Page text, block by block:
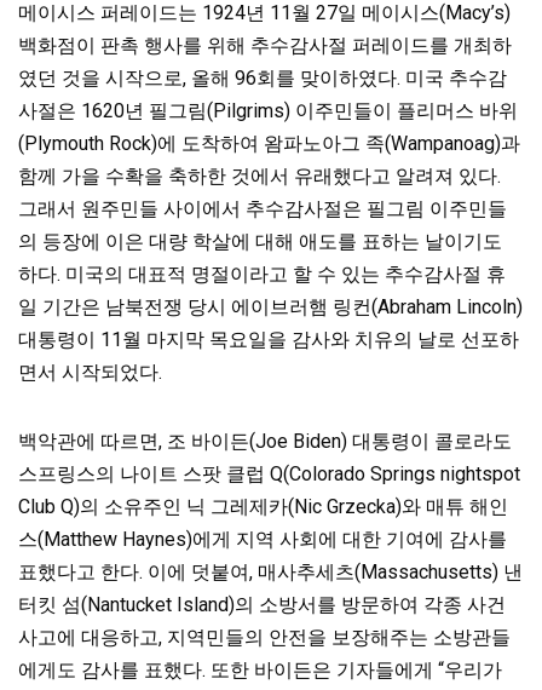
메이시스 퍼레이드는 1924년 11월 27일 메이시스(Macy’s)
백화점이 판촉 행사를 위해 추수감사절 퍼레이드를 개최하
였던 것을 시작으로, 올해 96회를 맞이하였다. 미국 추수감
사절은 1620년 필그림(Pilgrims) 이주민들이 플리머스 바위
(Plymouth Rock)에 도착하여 왐파노아그 족(Wampanoag)과
함께 가을 수확을 축하한 것에서 유래했다고 알려져 있다.
그래서 원주민들 사이에서 추수감사절은 필그림 이주민들
의 등장에 이은 대량 학살에 대해 애도를 표하는 날이기도
하다. 미국의 대표적 명절이라고 할 수 있는 추수감사절 휴
일 기간은 남북전쟁 당시 에이브러햄 링컨(Abraham Lincoln)
대통령이 11월 마지막 목요일을 감사와 치유의 날로 선포하
면서 시작되었다.
백악관에 따르면, 조 바이든(Joe Biden) 대통령이 콜로라도
스프링스의 나이트 스팟 클럽 Q(Colorado Springs nightspot
Club Q)의 소유주인 닉 그레제카(Nic Grzecka)와 매튜 해인
스(Matthew Haynes)에게 지역 사회에 대한 기여에 감사를
표했다고 한다. 이에 덧붙여, 매사추세츠(Massachusetts) 낸
터킷 섬(Nantucket Island)의 소방서를 방문하여 각종 사건
사고에 대응하고, 지역민들의 안전을 보장해주는 소방관들
에게도 감사를 표했다. 또한 바이든은 기자들에게 “우리가